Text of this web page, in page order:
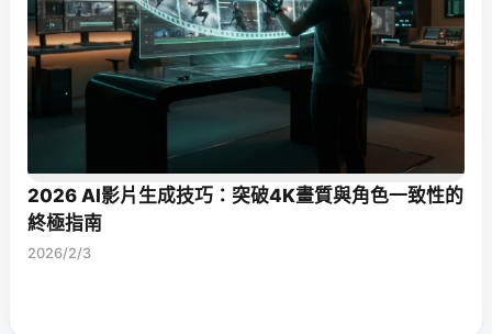
2026 AI影片生成技巧：突破4K畫質與角色一致性的
終極指南
2026/2/3